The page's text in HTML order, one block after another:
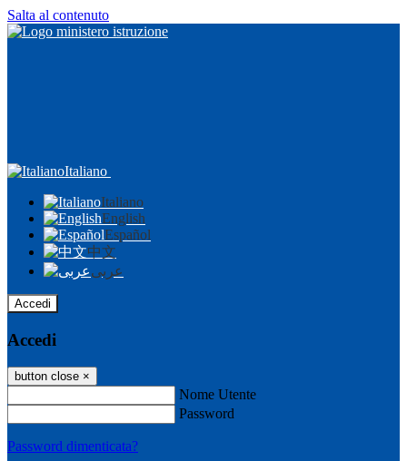
Salta al contenuto
Italiano
Italiano
English
Español
中文
عربى
Accedi
Accedi
button close ×
Nome Utente
Password
Password dimenticata?